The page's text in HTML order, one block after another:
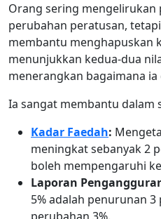
Orang sering mengelirukan
perubahan peratusan,
membantu menghapuskan
menunjukkan kedua-dua
menerangkan bagaimana ia
Ia sangat membantu dalam
Kadar Faedah:
meningkat sebanyak 2
boleh mempengaruhi
Laporan
5% adalah penurunan